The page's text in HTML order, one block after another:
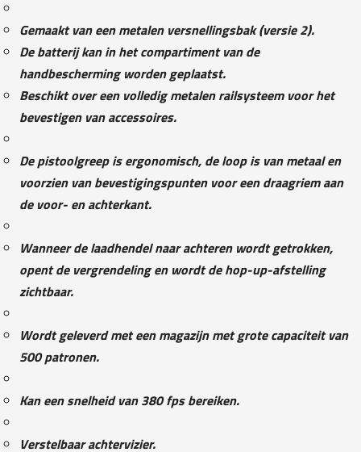
Gemaakt van een metalen versnellingsbak (versie 2).
De batterij kan in het compartiment van de
handbescherming worden geplaatst.
Beschikt over een volledig metalen railsysteem voor het
bevestigen van accessoires.
De pistoolgreep is ergonomisch, de loop is van metaal en
voorzien van bevestigingspunten voor een draagriem aan
de voor- en achterkant.
Wanneer de laadhendel naar achteren wordt getrokken,
opent de vergrendeling en wordt de hop-up-afstelling
zichtbaar.
Wordt geleverd met een magazijn met grote capaciteit van
500 patronen.
Kan een snelheid van 380 fps bereiken.
Verstelbaar achtervizier.